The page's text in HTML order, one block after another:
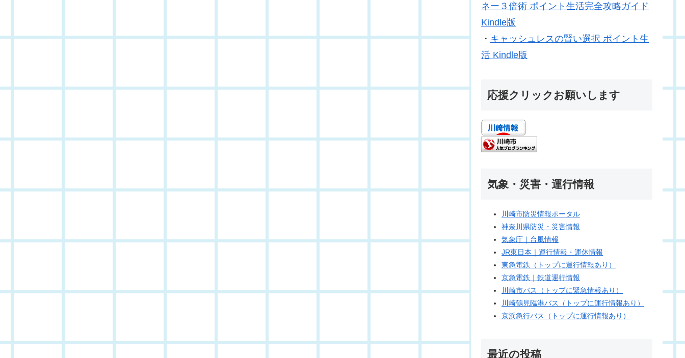
ネー３倍術 ポイント生活完全攻略ガイド
Kindle版
・ キャッシュレスの賢い選択 ポイント生
活 Kindle版
応援クリックお願いします
気象・災害・運行情報
川崎市防災情報ポータル
神奈川県防災・災害情報
気象庁｜台風情報
JR東日本｜運行情報・運休情報
東急電鉄（トップに運行情報あり）
京急電鉄｜鉄道運行情報
川崎市バス（トップに緊急情報あり）
川崎鶴見臨港バス（トップに運行情報あり）
京浜急行バス（トップに運行情報あり）
最近の投稿